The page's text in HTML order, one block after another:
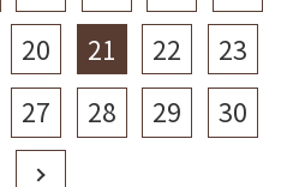
20 21 22
23
27 28 29
30
Next